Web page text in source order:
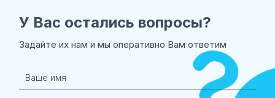
У Вас остались вопросы?
Задайте их нам и мы оперативно Вам ответим